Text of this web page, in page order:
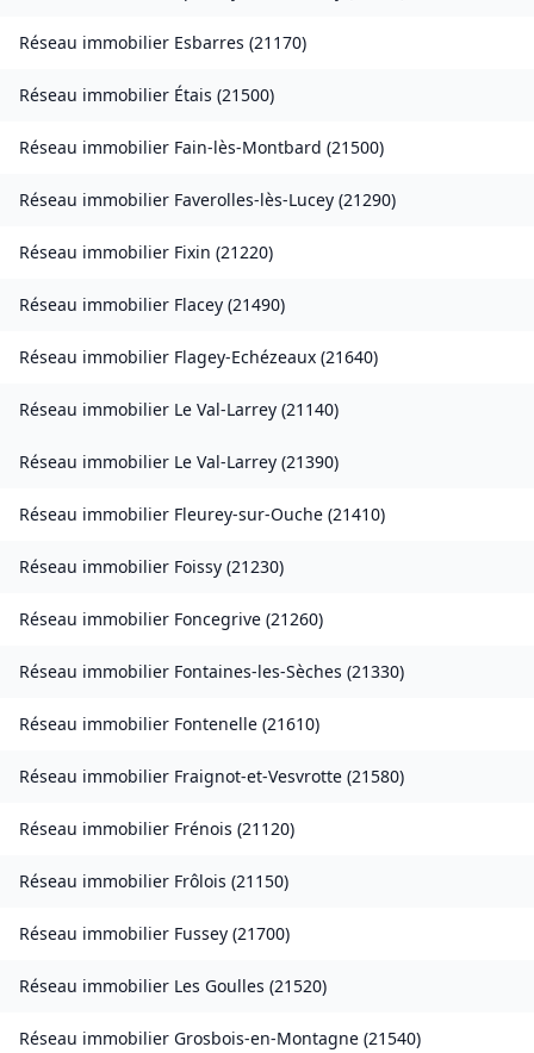
Réseau immobilier Esbarres (21170)
Réseau immobilier Étais (21500)
Réseau immobilier Fain-lès-Montbard (21500)
Réseau immobilier Faverolles-lès-Lucey (21290)
Réseau immobilier Fixin (21220)
Réseau immobilier Flacey (21490)
Réseau immobilier Flagey-Echézeaux (21640)
Réseau immobilier Le Val-Larrey (21140)
Réseau immobilier Le Val-Larrey (21390)
Réseau immobilier Fleurey-sur-Ouche (21410)
Réseau immobilier Foissy (21230)
Réseau immobilier Foncegrive (21260)
Réseau immobilier Fontaines-les-Sèches (21330)
Réseau immobilier Fontenelle (21610)
Réseau immobilier Fraignot-et-Vesvrotte (21580)
Réseau immobilier Frénois (21120)
Réseau immobilier Frôlois (21150)
Réseau immobilier Fussey (21700)
Réseau immobilier Les Goulles (21520)
Réseau immobilier Grosbois-en-Montagne (21540)